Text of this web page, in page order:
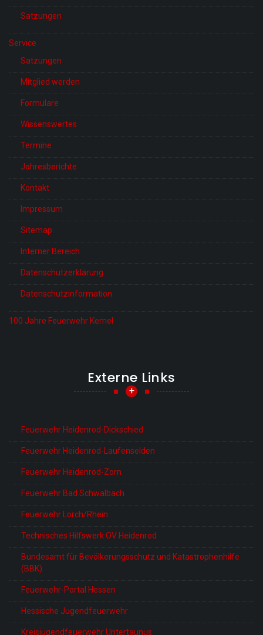
Satzungen
Service
Satzungen
Mitglied werden
Formulare
Wissenswertes
Termine
Jahresberichte
Kontakt
Impressum
Sitemap
Interner Bereich
Datenschutzerklärung
Datenschutzinformation
100 Jahre Feuerwehr Kemel
Externe Links
+
Feuerwehr Heidenrod-Dickschied
Feuerwehr Heidenrod-Laufenselden
Feuerwehr Heidenrod-Zorn
Feuerwehr Bad Schwalbach
Feuerwehr Lorch/Rhein
Technisches Hilfswerk OV Heidenrod
Bundesamt für Bevölkerungsschutz und Katastrophenhilfe
(BBK)
Feuerwehr-Portal Hessen
Hessische Jugendfeuerwehr
Kreisjugendfeuerwehr Untertaunus